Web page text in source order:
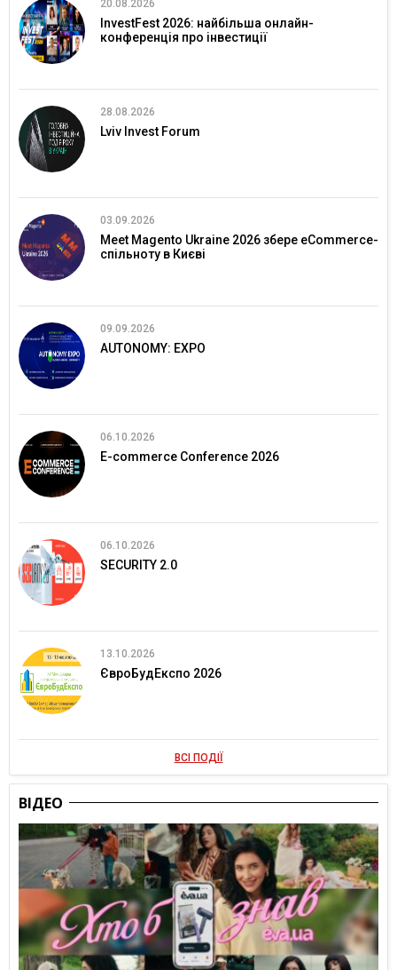
20.08.2026
InvestFest 2026: найбільша онлайн-
конференція про інвестиції
28.08.2026
Lviv Invest Forum
03.09.2026
Meet Magento Ukraine 2026 збере eCommerce-
спільноту в Києві
09.09.2026
AUTONOMY: EXPO
06.10.2026
E-commerce Conference 2026
06.10.2026
SECURITY 2.0
13.10.2026
ЄвроБудЕкспо 2026
ВСІ ПОДІЇ
ВІДЕО